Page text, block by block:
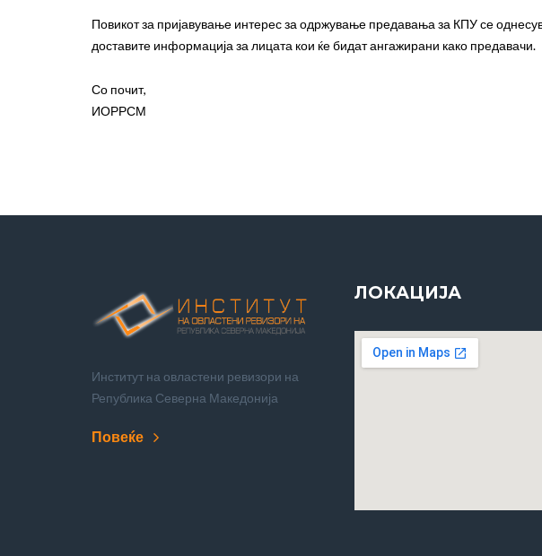
Повикот за пријавување интерес за одржување предавања за КПУ се
доставите информација за лицата кои ќе бидат ангажирани како предавачи.
Со почит,
ИОРРСМ
Институт на овластени ревизори на
Република Северна Македонија
Повеќе
ЛОКАЦИЈА